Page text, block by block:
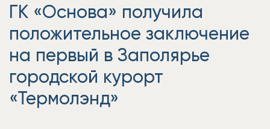
ГК «Основа» получила
положительное заключение
на первый в Заполярье
городской курорт
«Термолэнд»